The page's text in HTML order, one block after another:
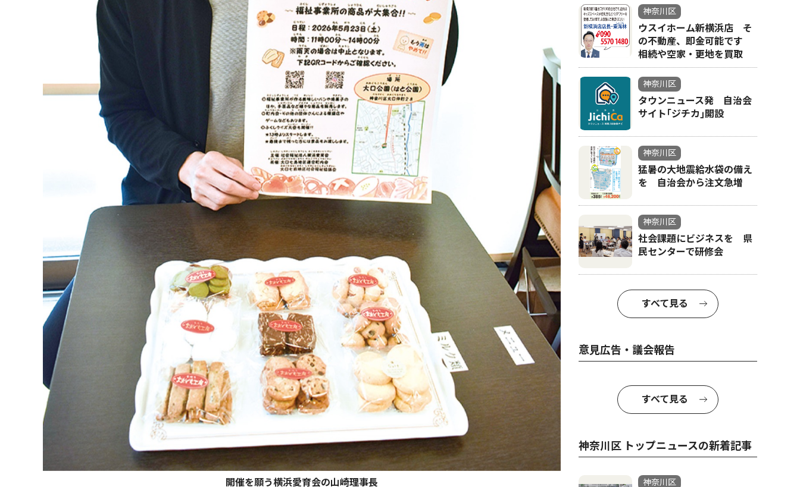
開催を願う横浜愛育会の山崎理事長
神奈川区
ウスイホーム新横浜店 そ
の不動産、即金可能です
相続や空家・更地を買取
神奈川区
タウンニュース発 自治会
サイト｢ジチカ｣開設
神奈川区
猛暑の大地震給水袋の備え
を 自治会から注文急増
神奈川区
社会課題にビジネスを 県
民センターで研修会
すべて見る
意見広告・議会報告
すべて見る
神奈川区 トップニュースの新着記事
神奈川区